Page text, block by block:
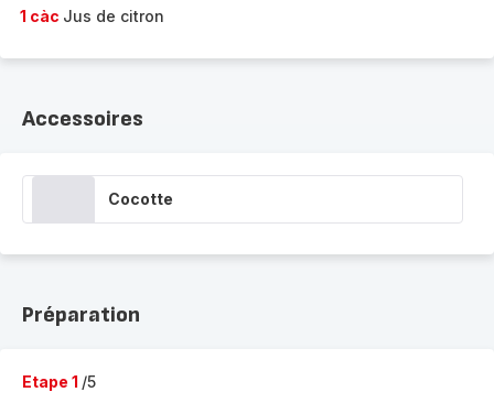
1 càc Jus de citron
Accessoires
Cocotte
Préparation
Etape 1 /5